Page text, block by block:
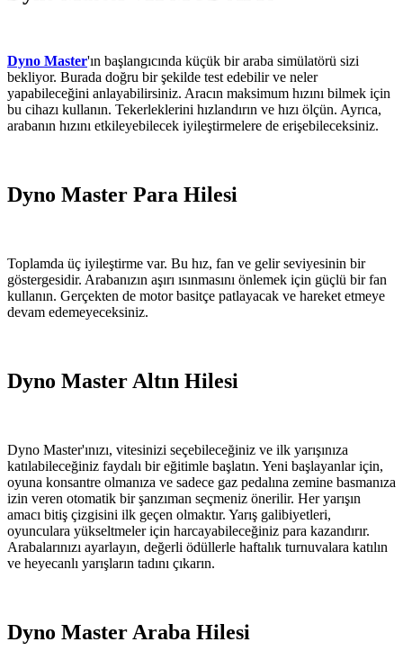
Dyno Master'ın başlangıcında küçük bir araba simülatörü sizi
bekliyor. Burada doğru bir şekilde test edebilir ve neler
yapabileceğini anlayabilirsiniz. Aracın maksimum hızını bilmek için
bu cihazı kullanın. Tekerleklerini hızlandırın ve hızı ölçün. Ayrıca,
arabanın hızını etkileyebilecek iyileştirmelere de erişebileceksiniz.
Dyno Master Para Hilesi
Toplamda üç iyileştirme var. Bu hız, fan ve gelir seviyesinin bir
göstergesidir. Arabanızın aşırı ısınmasını önlemek için güçlü bir fan
kullanın. Gerçekten de motor basitçe patlayacak ve hareket etmeye
devam edemeyeceksiniz.
Dyno Master Altın Hilesi
Dyno Master'ınızı, vitesinizi seçebileceğiniz ve ilk yarışınıza
katılabileceğiniz faydalı bir eğitimle başlatın. Yeni başlayanlar için,
oyuna konsantre olmanıza ve sadece gaz pedalına zemine basmanıza
izin veren otomatik bir şanzıman seçmeniz önerilir. Her yarışın
amacı bitiş çizgisini ilk geçen olmaktır. Yarış galibiyetleri,
oyunculara yükseltmeler için harcayabileceğiniz para kazandırır.
Arabalarınızı ayarlayın, değerli ödüllerle haftalık turnuvalara katılın
ve heyecanlı yarışların tadını çıkarın.
Dyno Master Araba Hilesi